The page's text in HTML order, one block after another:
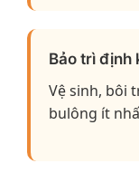
Bảo trì định
Vệ sinh, bôi
bulông ít